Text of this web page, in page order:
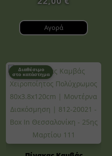
Αγορά
Διαθέσιμο
στο κατάστημα